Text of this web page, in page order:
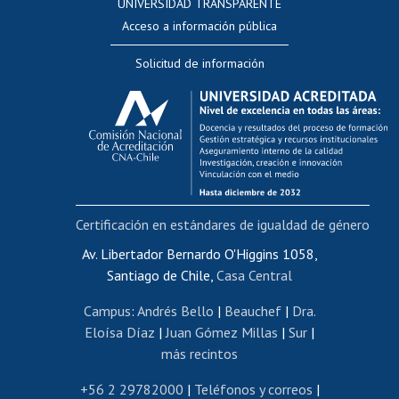
Evaluación docente
Calificación académica
Postulación al AUCAI
Funcionarias/os
Cursos internos de capacitación
Bienestar del personal
Portal de movilidad interna
Certificado de renta
Certificado de renta honorarios
Editar páginas blancas
Extranjeras/os
Revalidación y reconocimiento de títulos
UNIVERSIDAD TRANSPARENTE
Acceso a información pública
Solicitud de información
Av. Libertador Bernardo O'Higgins 1058,
Santiago de Chile, Casa Central
Campus: Andrés Bello | Beauchef| Dra.
Eloísa Díaz |Juan Gómez Millas | Sur |
más recintos
+56 2 29782000 | Teléfonos y correos |
Certificación en estándares de igualdad de género